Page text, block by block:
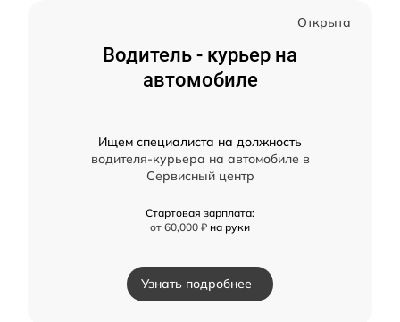
Открыта
Водитель - курьер на
автомобиле
Ищем специалиста на должность
водителя-курьера на автомобиле в
Сервисный центр
Стартовая зарплата:
от 60,000 ₽ на руки
Узнать подробнее